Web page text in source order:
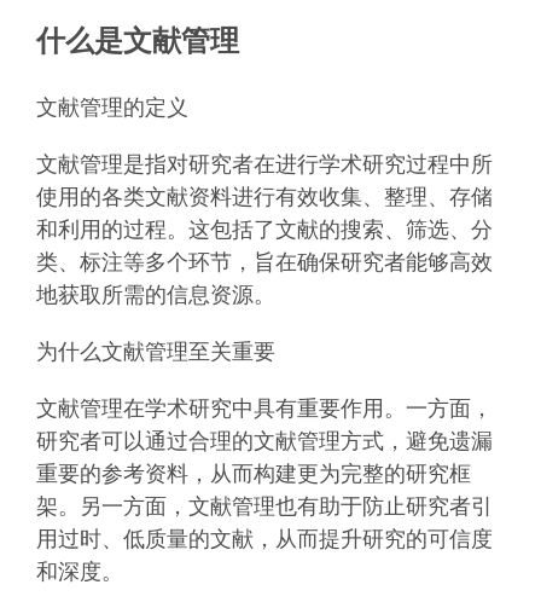
什么是文献管理
文献管理的定义
文献管理是指对研究者在进行学术研究过程中所
使用的各类文献资料进行有效收集、整理、存储
和利用的过程。这包括了文献的搜索、筛选、分
类、标注等多个环节，旨在确保研究者能够高效
地获取所需的信息资源。
为什么文献管理至关重要
文献管理在学术研究中具有重要作用。一方面，
研究者可以通过合理的文献管理方式，避免遗漏
重要的参考资料，从而构建更为完整的研究框
架。另一方面，文献管理也有助于防止研究者引
用过时、低质量的文献，从而提升研究的可信度
和深度。